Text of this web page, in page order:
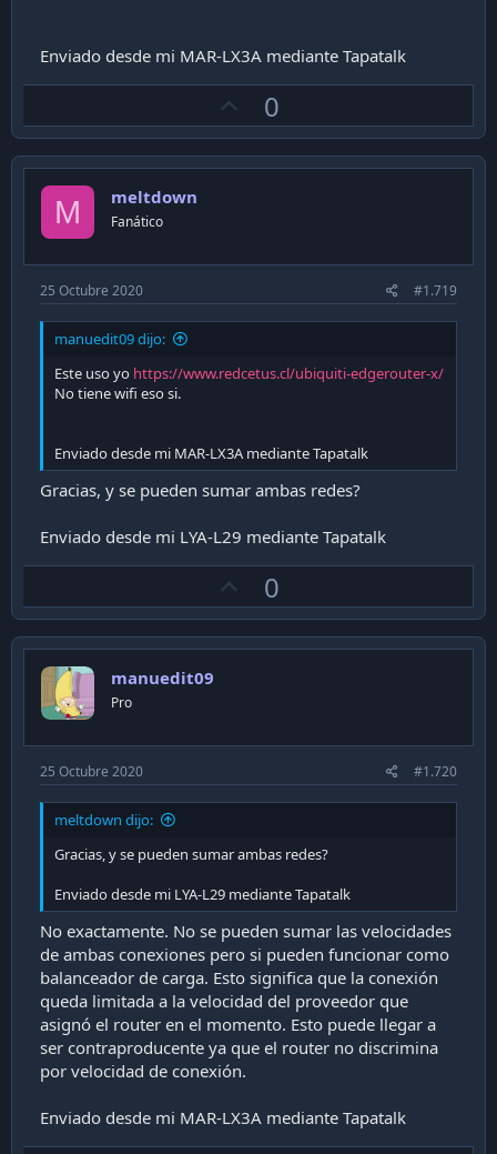
Enviado desde mi MAR-LX3A mediante Tapatalk
p
v
0
M meltdown
Fanático
25 Octubre 2020 #1.719
manuedit09 dijo:
Este uso yo https://www.redcetus.cl/ubiquiti-edgerouter-x/
No tiene wifi eso si.
Enviado desde mi MAR-LX3A mediante Tapatalk
Gracias, y se pueden sumar ambas redes?
Enviado desde mi LYA-L29 mediante Tapatalk
p
v
0
manuedit09
Pro
25 Octubre 2020 #1.720
meltdown dijo:
Gracias, y se pueden sumar ambas redes?
Enviado desde mi LYA-L29 mediante Tapatalk
No exactamente. No se pueden sumar las velocidades
de ambas conexiones pero si pueden funcionar como
balanceador de carga. Esto significa que la conexión
queda limitada a la velocidad del proveedor que
asignó el router en el momento. Esto puede llegar a
ser contraproducente ya que el router no discrimina
por velocidad de conexión.
Enviado desde mi MAR-LX3A mediante Tapatalk